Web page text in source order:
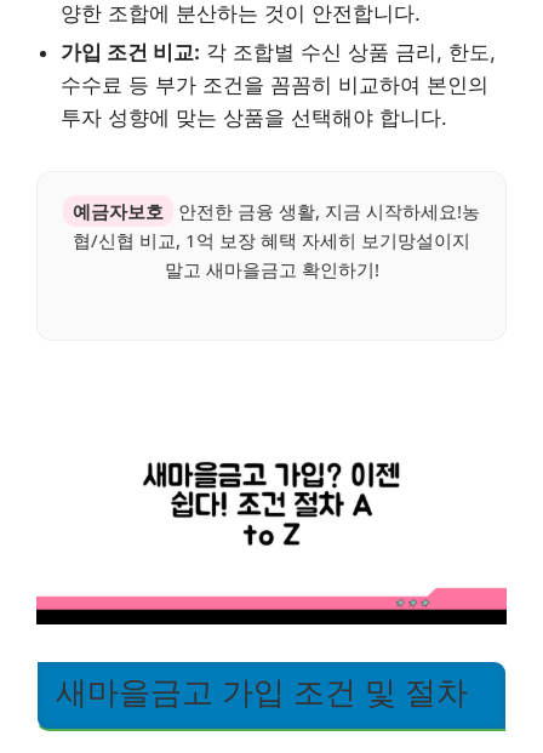
양한 조합에 분산하는 것이 안전합니다.
가입 조건 비교: 각 조합별 수신 상품 금리, 한도,
수수료 등 부가 조건을 꼼꼼히 비교하여 본인의
투자 성향에 맞는 상품을 선택해야 합니다.
예금자보호
안전한 금융 생활, 지금 시작하세요!농
협/신협 비교, 1억 보장 혜택 자세히 보기망설이지
말고 새마을금고 확인하기!
새마을금고 가입 조건 및 절차